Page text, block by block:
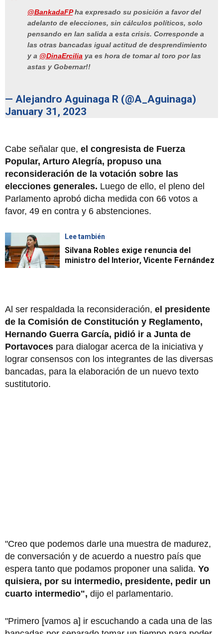
@BankadaFPha expresado su posición a favor del
adelanto de elecciones, sin cálculos políticos, solo
pensando en Ian salida a esta crisis. Corresponde a
las otras bancadas igual actitud de desprendimiento
y a @DinaErcilia ya es hora de tomar al toro por las
astas y Gobernar!!
— Alejandro Aguinaga R (@A_Aguinaga)
January 31, 2023
Cabe señalar que, el congresista de Fuerza
Popular, Arturo Alegría, propuso una
reconsideración de la votación sobre las
elecciones generales. Luego de ello, el pleno del
Parlamento aprobó dicha medida con 66 votos a
favor, 49 en contra y 6 abstenciones.
Lee también
Silvana Robles exige renuncia del
ministro del Interior, Vicente Fernández
Al ser respaldada la reconsideración, el presidente
de la Comisión de Constitución y Reglamento,
Hernando Guerra García, pidió ir a Junta de
Portavoces para dialogar acerca de la iniciativa y
lograr consensos con los integrantes de las diversas
bancadas, para la elaboración de un nuevo texto
sustitutorio.
"Creo que podemos darle una muestra de madurez,
de conversación y de acuerdo a nuestro país que
espera tanto que podamos proponer una salida. Yo
quisiera, por su intermedio, presidente, pedir un
cuarto intermedio", dijo el parlamentario.
"Primero [vamos a] ir escuchando a cada una de las